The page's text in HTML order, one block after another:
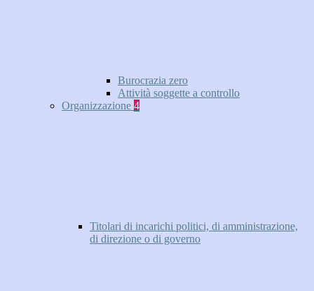
Burocrazia zero
Attività soggette a controllo
Organizzazione 4
Titolari di incarichi politici, di amministrazione,
di direzione o di governo